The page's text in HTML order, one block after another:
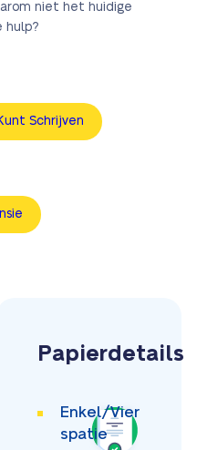
niet het huidige
hulp?
Schrijven
Papierdetails
Enkel/Vier
spatie